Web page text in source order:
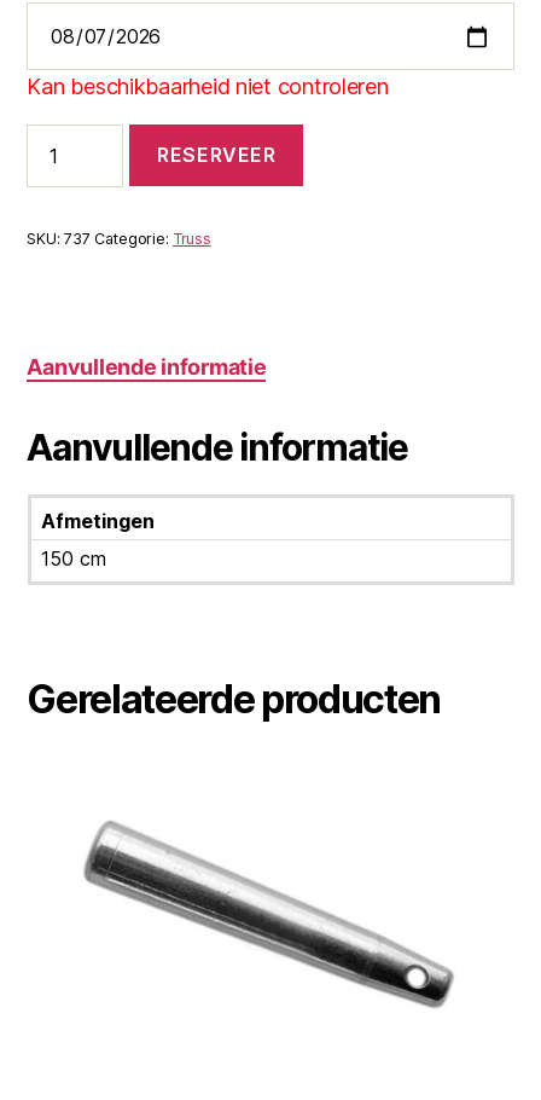
Kan beschikbaarheid niet controleren
halfcoupler
4851mm
hijsoog
RESERVEER
SKU:737 Categorie: Truss
Aanvullende informatie
Aanvullende informatie
Afmetingen
150 cm
Gerelateerde producten